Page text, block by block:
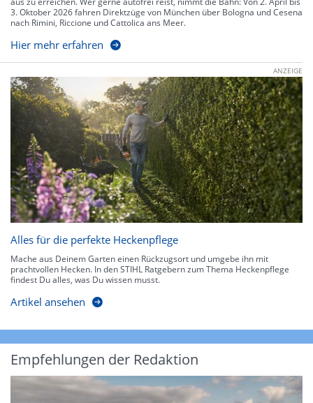
3. Oktober 2026 fahren Direktzüge von München über Bologna und Cesena
nach Rimini, Riccione und Cattolica ans Meer.
Hier mehr erfahren
ANZEIGE
Alles für die perfekte Heckenpflege
Mache aus Deinem Garten einen Rückzugsort und umgebe ihn mit
prachtvollen Hecken. In den STIHL Ratgebern zum Thema Heckenpflege
findest Du alles, was Du wissen musst.
Artikel ansehen
Empfehlungen der Redaktion